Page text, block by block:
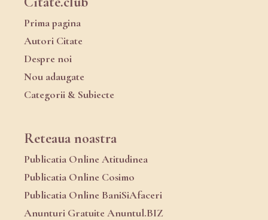
Prima pagina
Autori Citate
Despre noi
Nou adaugate
Categorii & Subiecte
Reteaua noastra
Publicatia Online Atitudinea
Publicatia Online Cosimo
Publicatia Online BaniSiAfaceri
Anunturi Gratuite Anuntul.BIZ